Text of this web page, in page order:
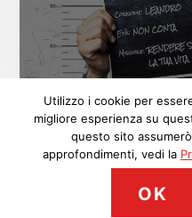
FACEBOOK
Utilizzo i cookie per
migliore esperienza su
questo sito
approfondimenti, vedi la
OK
Creative Commons .